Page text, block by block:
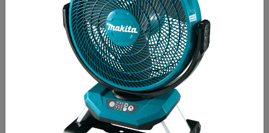
Vissza
Kategóriák
Ágvágó fűrész
Ágvágó olló